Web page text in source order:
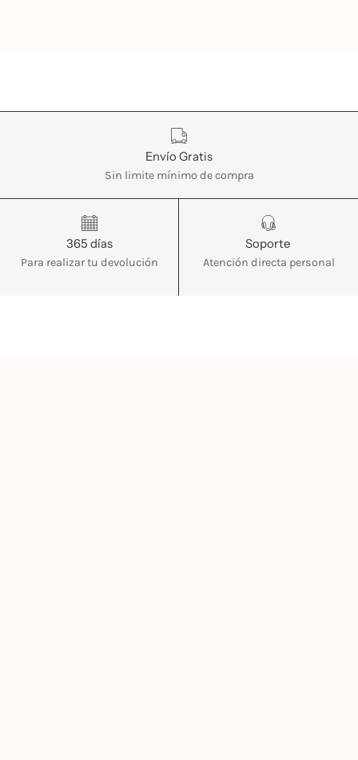
Envío Gratis
Sin limite mínimo de compra
365 días
Para realizar tu devolución
Soporte
Atención directa personal